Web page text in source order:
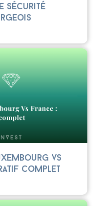
sécurité
vs
complet